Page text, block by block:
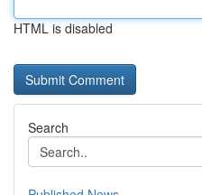
HTML is disabled
Search